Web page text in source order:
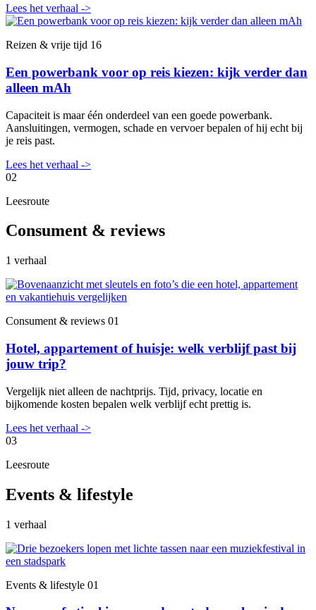
Lees het verhaal ->
Reizen & vrije tijd 16
Een powerbank voor op reis kiezen: kijk verder dan
alleen mAh
Capaciteit is maar één onderdeel van een goede powerbank.
Aansluitingen, vermogen, schade en vervoer bepalen of hij echt bij
je reis past.
Lees het verhaal ->
02
Leesroute
Consument & reviews
1 verhaal
Consument & reviews 01
Hotel, appartement of huisje: welk verblijf past bij
jouw trip?
Vergelijk niet alleen de nachtprijs. Tijd, privacy, locatie en
bijkomende kosten bepalen welk verblijf echt prettig is.
Lees het verhaal ->
03
Leesroute
Events & lifestyle
1 verhaal
Events & lifestyle 01